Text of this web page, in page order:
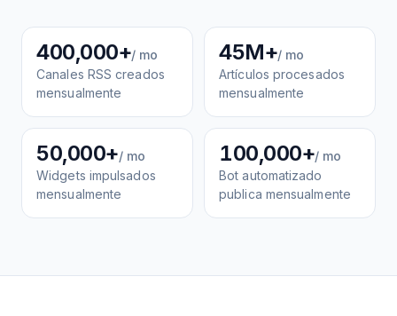
400,000+/ mo
Canales RSS creados
mensualmente
45M+/ mo
Artículos procesados
mensualmente
50,000+/ mo
Widgets impulsados
mensualmente
100,000+/ mo
Bot automatizado
publica mensualmente